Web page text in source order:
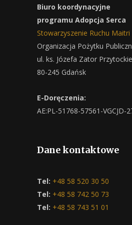
Biuro koordynacyjne
programu Adopcja Serca
Stowarzyszenie Ruchu Maitri
Organizacja Pożytku
ul. ks. Józefa Zator
80-245 Gdańsk
E-Doręczenia:
AE:PL-51768-57561-VGCJD-
Dane kontaktowe
Tel: +48 58 520 30 50
Tel: +48 58 742 50 73
Tel: +48 58 743 51 01